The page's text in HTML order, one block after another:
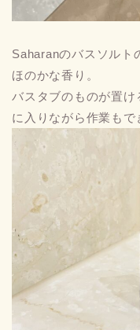
Saharanのバスソルト
ほのかな香り。
バスタブのものが置け
に入りながら作業もで